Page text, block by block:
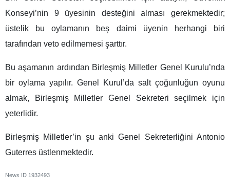
Konseyi’nin 9 üyesinin desteğini alması gerekmektedir;
üstelik bu oylamanın beş daimi üyenin herhangi biri
tarafından veto edilmemesi şarttır.
Bu aşamanın ardından Birleşmiş Milletler Genel Kurulu’nda
bir oylama yapılır. Genel Kurul’da salt çoğunluğun oyunu
almak, Birleşmiş Milletler Genel Sekreteri seçilmek için
yeterlidir.
Birleşmiş Milletler’in şu anki Genel Sekreterliğini Antonio
Guterres üstlenmektedir.
News ID 1932493